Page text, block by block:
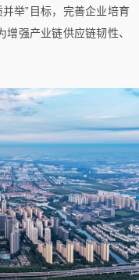
举”目标，完善企业培育
增强产业链供应链韧性、